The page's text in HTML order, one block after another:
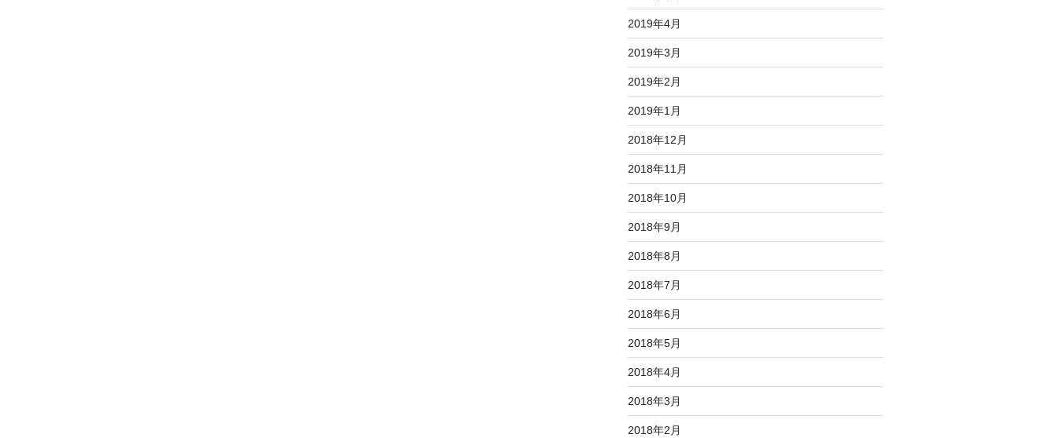
2019年4月
2019年3月
2019年2月
2019年1月
2018年12月
2018年11月
2018年10月
2018年9月
2018年8月
2018年7月
2018年6月
2018年5月
2018年4月
2018年3月
2018年2月